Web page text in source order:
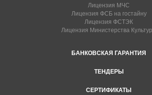
Лицензия МЧС
Лицензия ФСБ на гостайну
Лицензия ФСТЭК
Лицензия Министерства
БАНКОВСКАЯ ГАРАНТИЯ
ТЕНДЕРЫ
СЕРТИФИКАТЫ